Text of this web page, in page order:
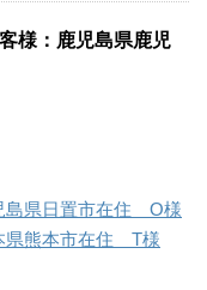
様：鹿児島県鹿児
島県日置市在住 O様
県熊本市在住 T様